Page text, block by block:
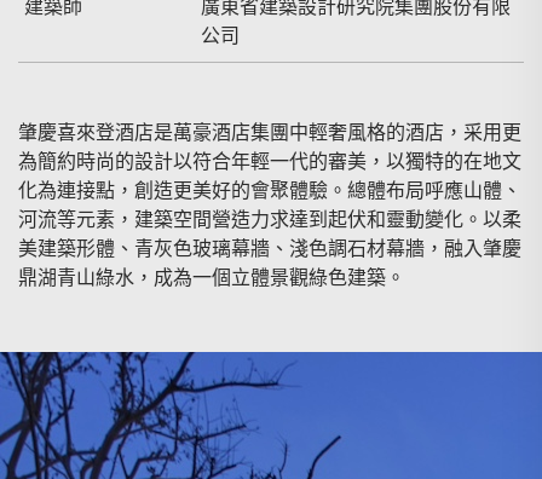
建築師
廣東省建築設計研究院集團股份有限
公司
肇慶喜來登酒店是萬豪酒店集團中輕奢風格的酒店，采用更
為簡約時尚的設計以符合年輕一代的審美，以獨特的在地文
化為連接點，創造更美好的會聚體驗。總體布局呼應山體、
河流等元素，建築空間營造力求達到起伏和靈動變化。以柔
美建築形體、青灰色玻璃幕牆、淺色調石材幕牆，融入肇慶
鼎湖青山綠水，成為一個立體景觀綠色建築。